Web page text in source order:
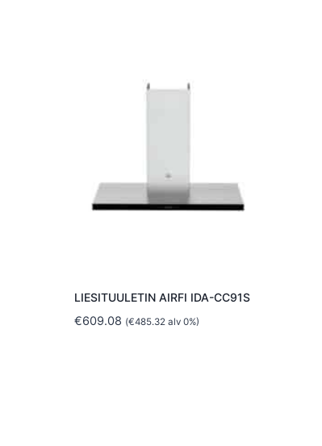
LIESITUULETIN AIRFI IDA-CC91S
€609.08 (€485.32 alv 0%)